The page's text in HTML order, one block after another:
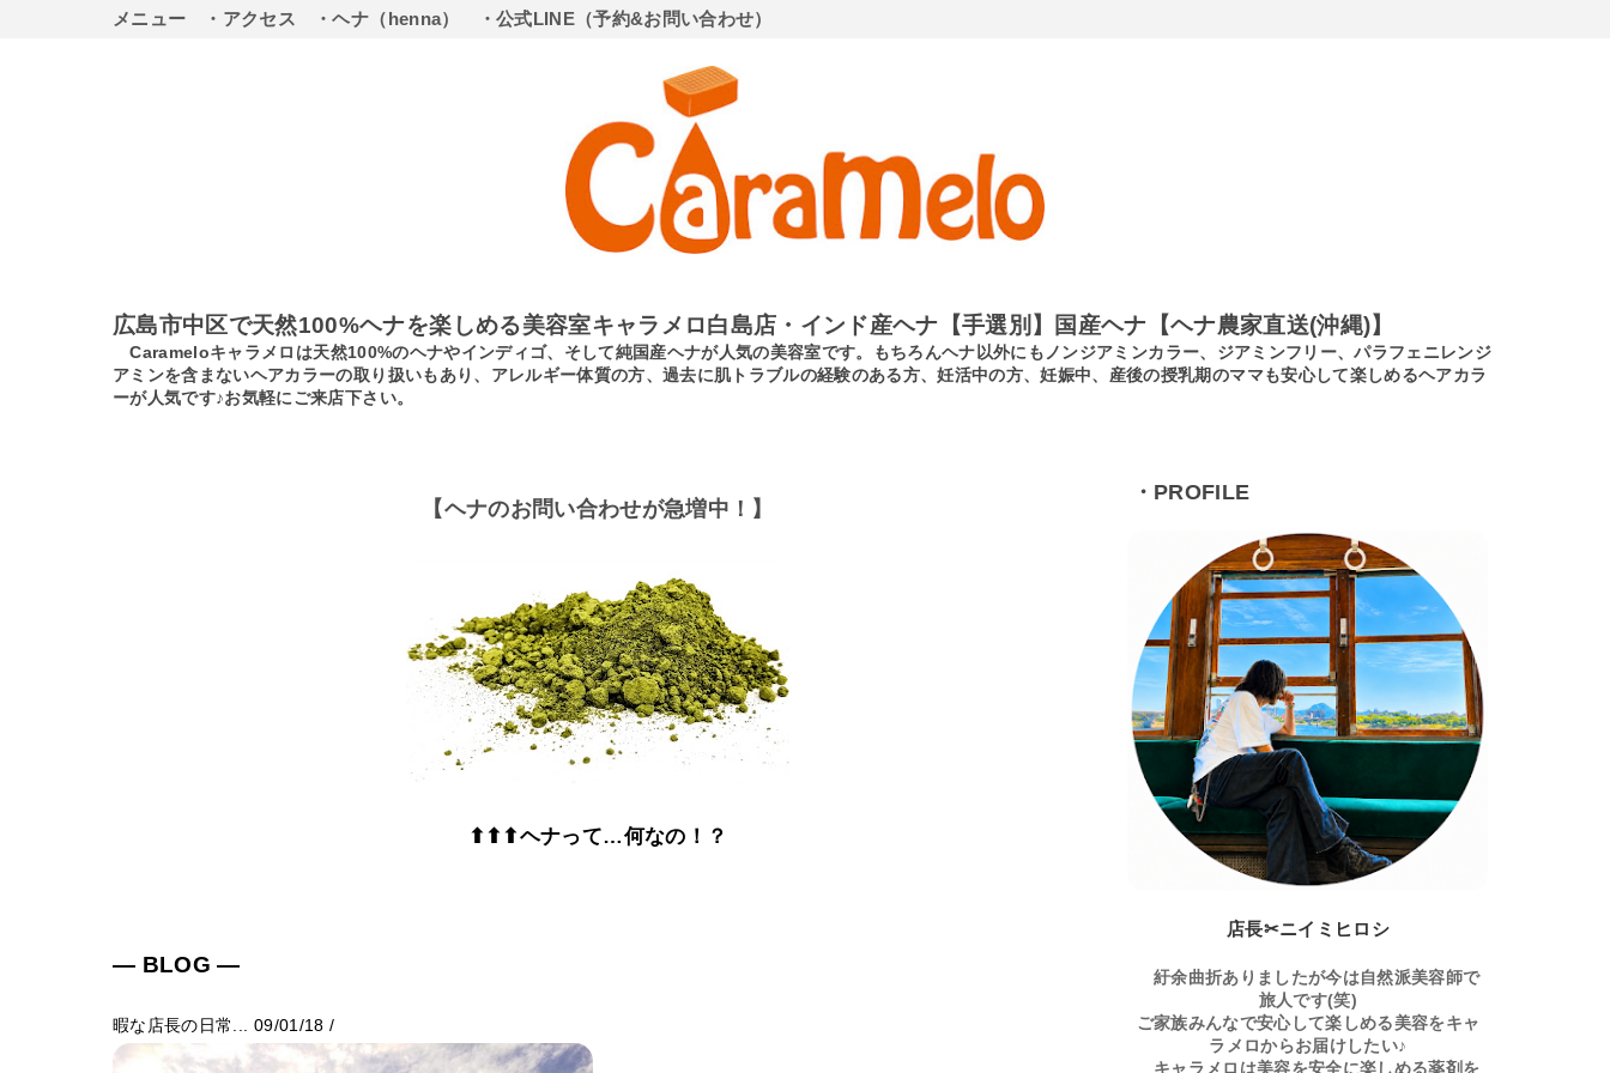
メニュー ・アクセス ・ヘナ（henna） ・公式LINE（予約&お問い合わせ）
広島市中区で天然100%ヘナを楽しめる美容室キャラメロ白島店・インド産ヘナ【手選別】国産ヘナ【ヘナ農家直送(沖縄)】
Carameloキャラメロは天然100%のヘナやインディゴ、そして純国産ヘナが人気の美容室です。もちろんヘナ以外にもノンジアミンカラー、ジアミンフリー、パラフェニレンジ
アミンを含まないヘアカラーの取り扱いもあり、アレルギー体質の方、過去に肌トラブルの経験のある方、妊活中の方、妊娠中、産後の授乳期のママも安心して楽しめるヘアカラ
ーが人気です♪お気軽にご来店下さい。
【ヘナのお問い合わせが急増中！】
⬆⬆⬆ヘナって…何なの！？
― BLOG ―
暇な店長の日常... 09/01/18 /
・PROFILE
店長✂ニイミヒロシ
紆余曲折ありましたが今は自然派美容師で
旅人です(笑)
ご家族みんなで安心して楽しめる美容をキャ
ラメロからお届けしたい♪
キャラメロは美容を安全に楽しめる薬剤を